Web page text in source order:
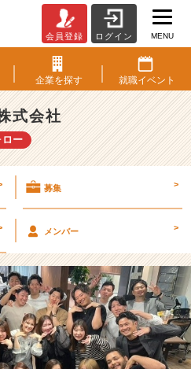
会員登録 ログイン MENU
企業を探す 就職イベント
式会社
ロー
募集 >
メンバー >